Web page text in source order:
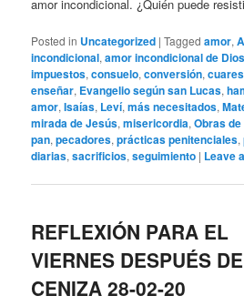
amor incondicional. ¿Quién puede
Posted in Uncategorized |Tagged amor,
incondicional,amor incondicional de Dios
impuestos,consuelo,conversión,
enseñar, Evangelio según san Lucas,
amor,Isaías, Leví,más necesitados,
mirada de Jesús,misericordia,Obras
pan,pecadores,prácticas penitenciales,
diarias,sacrificios,seguimiento | Leave
REFLEXIÓN PARA EL
VIERNES DESPUÉS DE
CENIZA 28-02-20